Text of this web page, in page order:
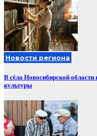
Новости региона
В сёла Новосибирской области
культуры